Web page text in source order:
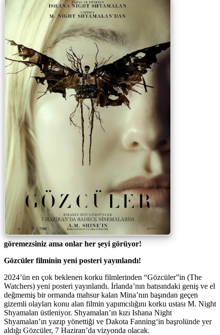
göremezsiniz ama onlar her şeyi görüyor!
Gözcüler filminin yeni posteri yayınlandı!
2024’ün en çok beklenen korku filmlerinden “Gözcüler”in (The
Watchers) yeni posteri yayınlandı. İrlanda’nın batısındaki geniş ve el
değmemiş bir ormanda mahsur kalan Mina’nın başından geçen
gizemli olayları konu alan filmin yapımcılığını korku ustası M. Night
Shyamalan üstleniyor. Shyamalan’ın kızı Ishana Night
Shyamalan’ın yazıp yönettiği ve Dakota Fanning‘in başrolünde yer
aldığı Gözcüler, 7 Haziran’da vizyonda olacak.